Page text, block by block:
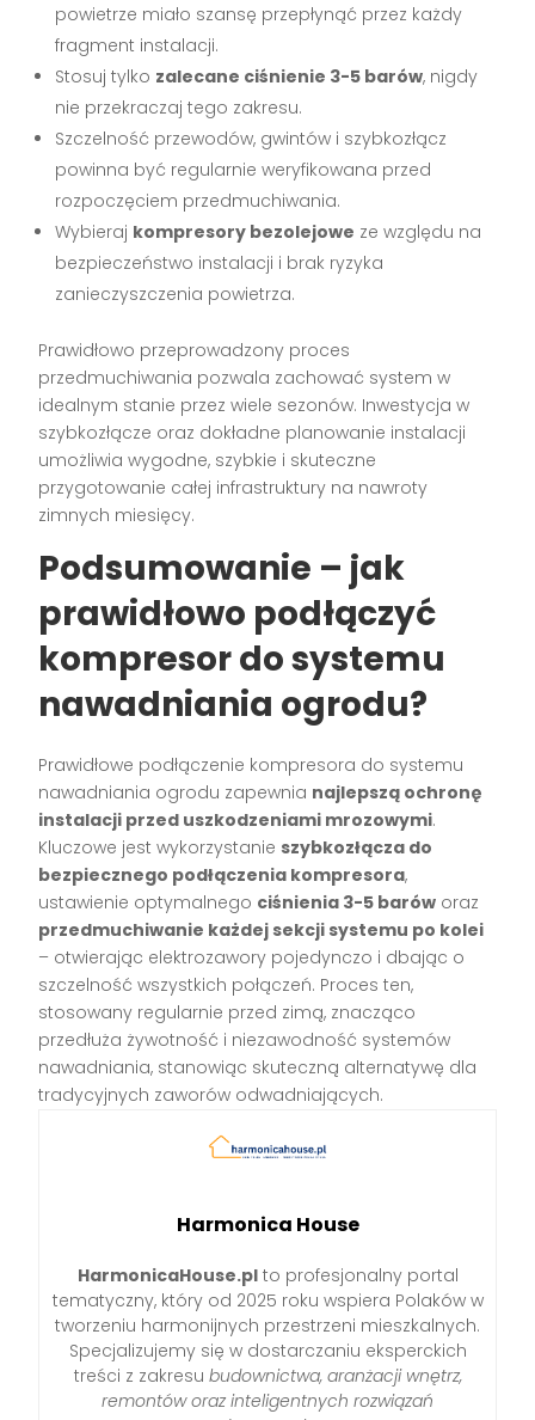
powietrze miało szansę przepłynąć przez każdy
fragment instalacji.
Stosuj tylko zalecane ciśnienie 3-5 barów, nigdy
nie przekraczaj tego zakresu.
Szczelność przewodów, gwintów i szybkozłącz
powinna być regularnie weryfikowana przed
rozpoczęciem przedmuchiwania.
Wybieraj kompresory bezolejowe ze względu na
bezpieczeństwo instalacji i brak ryzyka
zanieczyszczenia powietrza.
Prawidłowo przeprowadzony proces
przedmuchiwania pozwala zachować system w
idealnym stanie przez wiele sezonów. Inwestycja w
szybkozłącze oraz dokładne planowanie instalacji
umożliwia wygodne, szybkie i skuteczne
przygotowanie całej infrastruktury na nawroty
zimnych miesięcy.
Podsumowanie – jak
prawidłowo podłączyć
kompresor do systemu
nawadniania ogrodu?
Prawidłowe podłączenie kompresora do systemu
nawadniania ogrodu zapewnia najlepszą ochronę
instalacji przed uszkodzeniami mrozowymi.
Kluczowe jest wykorzystanie szybkozłącza do
bezpiecznego podłączenia kompresora,
ustawienie optymalnego ciśnienia 3-5 barów oraz
przedmuchiwanie każdej sekcji systemu po kolei
– otwierając elektrozawory pojedynczo i dbając o
szczelność wszystkich połączeń. Proces ten,
stosowany regularnie przed zimą, znacząco
przedłuża żywotność i niezawodność systemów
nawadniania, stanowiąc skuteczną alternatywę dla
tradycyjnych zaworów odwadniających.
Harmonica House
HarmonicaHouse.plto profesjonalny portal
tematyczny, który od 2025 roku wspiera Polaków w
tworzeniu harmonijnych przestrzeni mieszkalnych.
Specjalizujemy się w dostarczaniu eksperckich
treści z zakresu budownictwa, aranżacji wnętrz,
remontów oraz inteligentnych rozwiązań